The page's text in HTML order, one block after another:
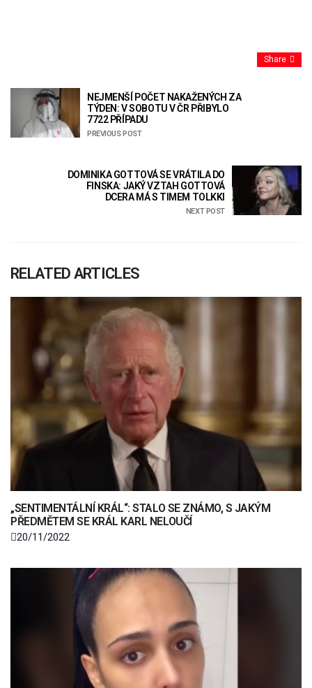
Share
NEJMENŠÍ POČET NAKAŽENÝCH ZA
TÝDEN: V SOBOTU V ČR PŘIBYLO
7722 PŘÍPADU
PREVIOUS POST
DOMINIKA GOTTOVÁ SE VRÁTILA DO
FINSKA: JAKÝ VZTAH GOTTOVÁ
DCERA MÁ S TIMEM TOLKKI
NEXT POST
RELATED ARTICLES
„SENTIMENTÁLNÍ KRÁL“: STALO SE ZNÁMO, S JAKÝM
PŘEDMĚTEM SE KRÁL KARL NELOUČÍ
20/11/2022